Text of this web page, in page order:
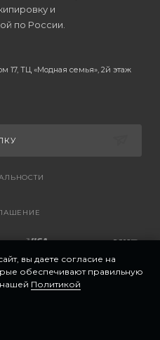
и
по России.
17, ТЦ «Модная семья», 2й этаж
вы даете согласие на
обеспечивают правильную
нашей Политикой